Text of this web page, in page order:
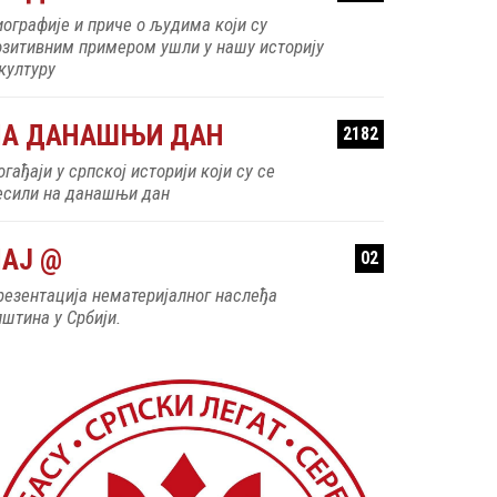
и приче о људима који су
примером ушли у нашу историју
ДАНАШЊИ ДАН 2182
у српској историји који су се
на данашњи дан
@ 02
нематеријалног наслеђа
у Србији.